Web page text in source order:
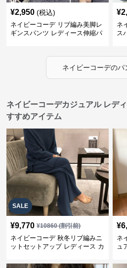
¥2,950 (税込)
ネイビーコーデ リブ編み美脚レ
ギンスパンツ レディース伸縮パ
¥
ネ
ス
ネイビーコーデのパ
ネイビーコーデカジュアル レデ
すすめアイテム
SALE
¥9,770 ¥10860(割引前)
ネイビーコーデ 秋冬リブ編みニ
ットセットアップ レディース カ
¥
ネ
ュ